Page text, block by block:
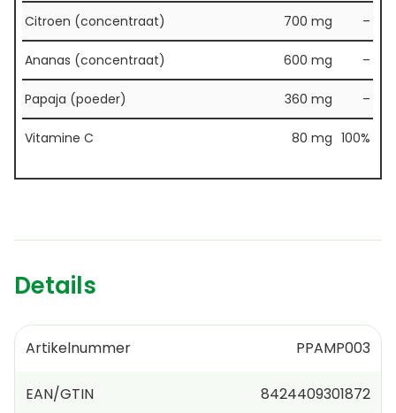
Details
Artikelnummer PPAMP003
EAN/GTIN 8424409301872
Citroen (concentraat) 700 mg –
Ananas (concentraat) 600 mg –
Papaja (poeder) 360 mg –
Vitamine C 80 mg 100%